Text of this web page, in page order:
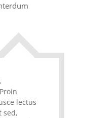
lectus
sed,